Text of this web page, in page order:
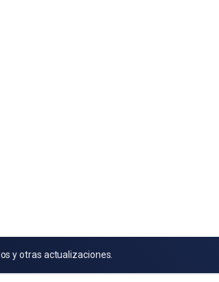
y otras actualizaciones.